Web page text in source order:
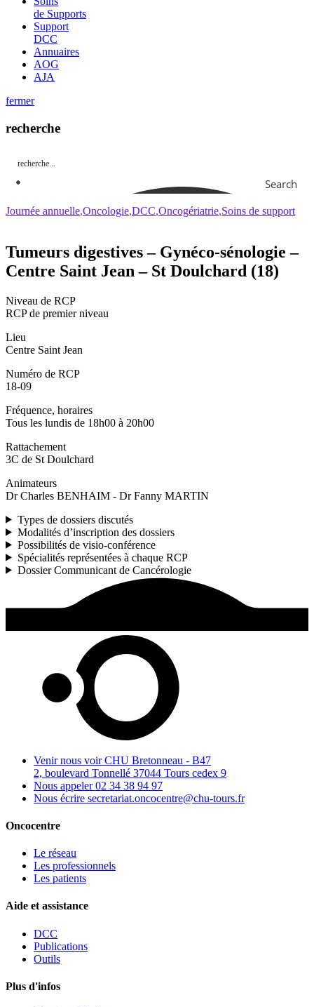
de Supports
Support
DCC
Annuaires
AOG
AJA
fermer
recherche
Search
Journée annuelle Oncologie DCC Oncogériatrie Soins de support
Tumeurs digestives – Gynéco-sénologie –
Centre Saint Jean – St Doulchard (18)
Niveau de RCP
RCP de premier niveau
Lieu
Centre Saint Jean
Numéro de RCP
18-09
Fréquence, horaires
Tous les lundis de 18h00 à 20h00
Rattachement
3C de St Doulchard
Animateurs
Dr Charles BENHAIM - Dr Fanny MARTIN
Types de dossiers discutés
Modalités d’inscription des dossiers
Possibilités de visio-conférence
Spécialités représentées à chaque RCP
Dossier Communicant de Cancérologie
Venir nous voir CHU Bretonneau - B47
2, boulevard Tonnellé 37044 Tours cedex 9
Nous appeler 02 34 38 94 97
Nous écrire secretariat.oncocentre@chu-tours.fr
Oncocentre
Le réseau
Les professionnels
Les patients
Aide et assistance
DCC
Publications
Outils
Plus d'infos